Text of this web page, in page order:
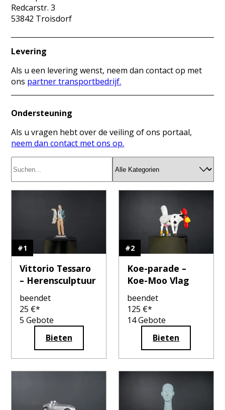
Redcarstr. 3
53842 Troisdorf
Levering
Als u een levering wenst, neem dan contact op met
ons partner transportbedrijf.
Ondersteuning
Als u vragen hebt over de veiling of ons portaal,
neem dan contact met ons op.
#1
Vittorio Tessaro
– Herensculptuur
beendet
25 €*
5 Gebote
Bieten
#2
Koe-parade –
Koe-Moo Vlag
beendet
125 €*
14Gebote
Bieten